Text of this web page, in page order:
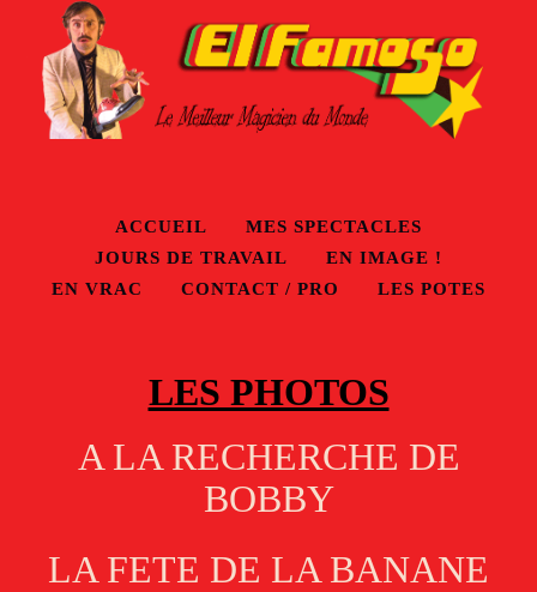
ACCUEIL
MES SPECTACLES
JOURS DE TRAVAIL
EN IMAGE !
EN VRAC
CONTACT / PRO LES POTES
LES PHOTOS
A LA RECHERCHE DE
BOBBY
LA FETE DE LA BANANE